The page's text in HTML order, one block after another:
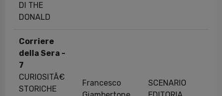
DI THE
DONALD
Corriere
della Sera -
7
CURIOSITÃ€
STORICHE
Francesco
SCENARIO